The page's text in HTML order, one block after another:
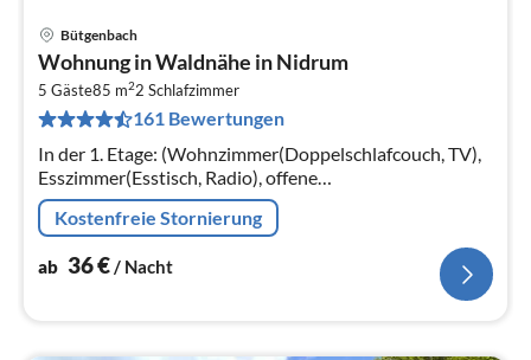
Bütgenbach
Wohnung in Waldnähe in Nidrum
5 Gäste85 m22 Schlafzimmer
161 Bewertungen
In der 1. Etage: (Wohnzimmer(Doppelschlafcouch, TV),
Esszimmer(Esstisch, Radio), offene
Küche(Wasserkocher, Toaster, Kochherd(4 Kochplatten,
Gas)Kostenfreie Stornierung
ab 36€/ Nacht